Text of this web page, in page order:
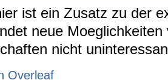
ist ein Zusatz zu der
neue
nicht
Overleaf